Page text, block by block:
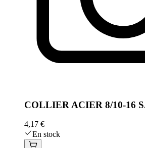
COLLIER ACIER 8/10-16
4,17 €
En stock